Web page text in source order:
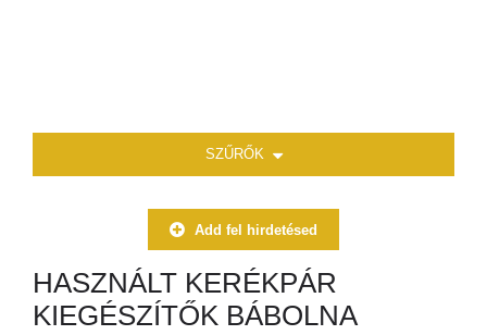
SZŰRŐK
Add fel hirdetésed
HASZNÁLT KERÉKPÁR
KIEGÉSZÍTŐK BÁBOLNA